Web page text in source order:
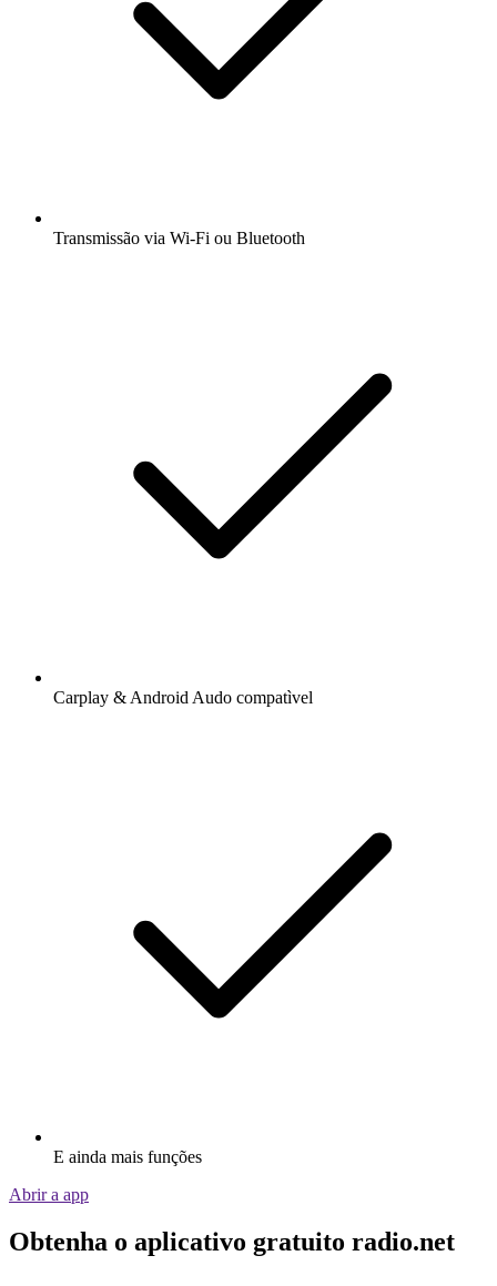
Transmissão via Wi-Fi ou Bluetooth
Carplay & Android Audo compatìvel
E ainda mais funções
Abrir a app
Obtenha o aplicativo gratuito radio.net